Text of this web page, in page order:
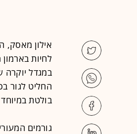
אילון מאסק,
לחיות
החליט לגור
בולטת במיוחד בשם ווסט
גורמים